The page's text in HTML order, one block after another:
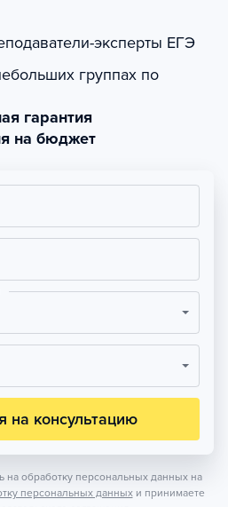
эксперты ЕГЭ
группах по
гарантия
на бюджет
на консультацию
на обработку персональных данных на
персональных данных и принимаете